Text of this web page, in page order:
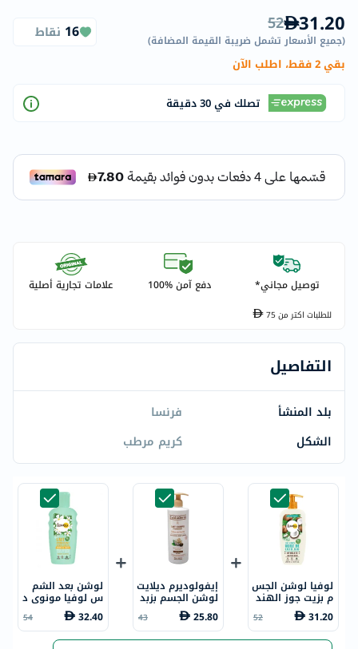
31.20
52
(جميع الأسعار تشمل ضريبة القيمة المضافة)
16 نقاط
بقي 2 فقط، اطلب الآن
تصلك في 30 دقيقة
توصيل مجاني* دفع آمن %100 علامات تجارية أصلية
للطلبات اكتر من75
التفاصيل
بلد المنشأ
فرنسا
الشكل
كريم مرطب
لوفيا لوشن الجس
م بزيت جوز الهند
العضوي 250 مل
31.20
52
إيفولوديرم ديلايت
لوشن الجسم بزبد
ة الشيا 500 مل 1
7312
25.80
43
لوشن بعد الشم
س لوفيا مونوى د
ي تاهيتي، مرطب،
150مل.
32.40
54